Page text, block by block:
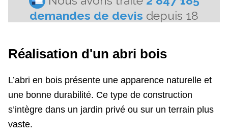
Réalisation d'un abri bois
L’abri en bois présente une apparence naturelle et
une bonne durabilité. Ce type de construction
s’intègre dans un jardin privé ou sur un terrain plus
vaste.